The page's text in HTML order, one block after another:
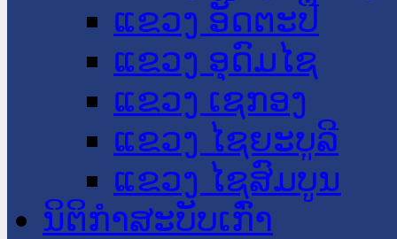
ແຂວງ ອັດຕະປື
ແຂວງ ອຸດົມໄຊ
ແຂວງ ເຊກອງ
ແຂວງ ໄຊຍະບູລີ
ແຂວງ ໄຊສົມບູນ
ນິຕິກໍາສະບັບເກົ່າ